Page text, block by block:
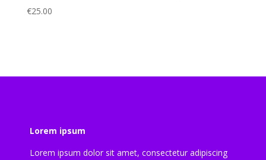
€25.00
Lorem ipsum
Lorem ipsum dolor sit amet, consectetur adipiscing